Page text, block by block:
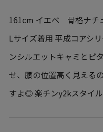
161cm イエベ 骨格ナチ
Lサイズ着用 平成コアシ
ンシルエットキャミとピ
せ、腰の位置高く見える
すよ◎ 楽チンy2kスタイ